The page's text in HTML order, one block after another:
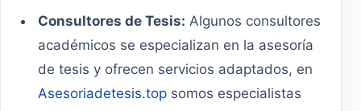
Consultores de Tesis: Algunos consultores
académicos se especializan en la asesoría
de tesis y ofrecen servicios adaptados, en
Asesoriadetesis.top somos especialistas